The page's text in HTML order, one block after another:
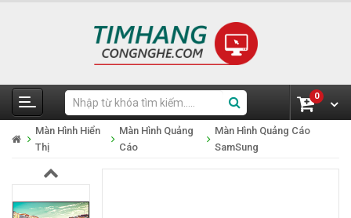
0
Màn Hình Hiển
Thị
Màn Hình Quảng
Cáo
Màn Hình Quảng Cáo
SamSung